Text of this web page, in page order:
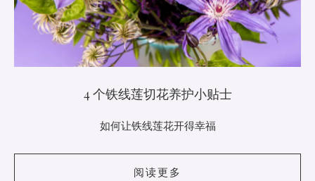
4 个铁线莲切花养护小贴士
如何让铁线莲花开得幸福
阅读更多